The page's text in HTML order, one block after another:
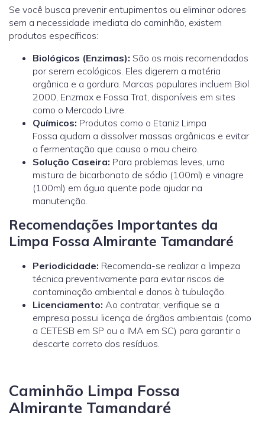
Se você busca prevenir entupimentos ou eliminar odores
sem a necessidade imediata do caminhão, existem
produtos específicos:
Biológicos (Enzimas): São os mais recomendados
por serem ecológicos. Eles digerem a matéria
orgânica e a gordura. Marcas populares incluem Biol
2000, Enzmax e Fossa Trat, disponíveis em sites
como o Mercado Livre.
Químicos: Produtos como o Etaniz Limpa
Fossa ajudam a dissolver massas orgânicas e evitar
a fermentação que causa o mau cheiro.
Solução Caseira: Para problemas leves, uma
mistura de bicarbonato de sódio (100ml) e vinagre
(100ml) em água quente pode ajudar na
manutenção.
Recomendações Importantes da
Limpa Fossa Almirante Tamandaré
Periodicidade: Recomenda-se realizar a limpeza
técnica preventivamente para evitar riscos de
contaminação ambiental e danos à tubulação.
Licenciamento: Ao contratar, verifique se a
empresa possui licença de órgãos ambientais (como
a CETESB em SP ou o IMA em SC) para garantir o
descarte correto dos resíduos.
Caminhão Limpa Fossa
Almirante Tamandaré